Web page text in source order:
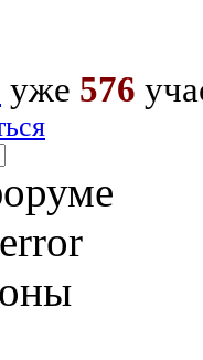
уже 576